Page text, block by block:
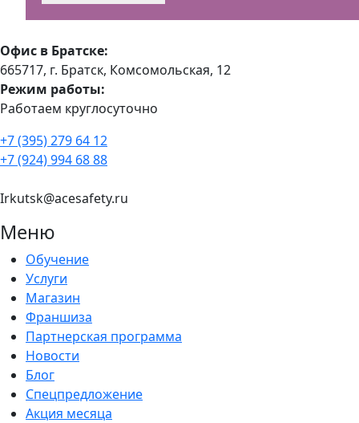
Офис в Братске:
665717, г. Братск, Комсомольская, 12
Режим работы:
Работаем круглосуточно
+7 (395) 279 64 12
+7 (924) 994 68 88
Irkutsk@acesafety.ru
Меню
Обучение
Услуги
Магазин
Франшиза
Партнерская программа
Новости
Блог
Спецпредложение
Акция месяца